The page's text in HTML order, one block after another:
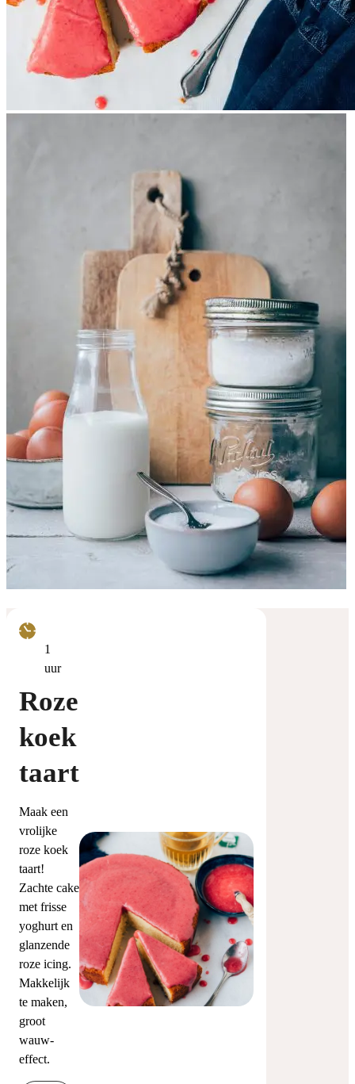
1
uur
Roze
koek
taart
Maak een
vrolijke
roze koek
taart!
Zachte cake
met frisse
yoghurt en
glanzende
roze icing.
Makkelijk
te maken,
groot
wauw-
effect.